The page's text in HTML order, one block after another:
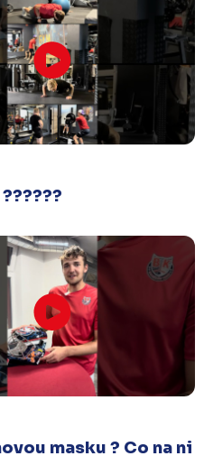
je odložen
|Utkání dorostu v
se mělo odehrát v
ve 14:15,je
se v náhradním
|Utkání 32. kola v
se mělo původně
bylo z důvodu
odloženo. Kluby se
náhradním termínu,
Pískem utkají venku
od 18:00
aukce
masku ? Co na ni